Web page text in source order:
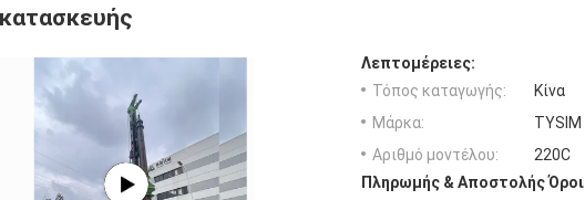
κατασκευής
Λεπτομέρειες:
Τόπος καταγωγής:
Κίνα
Μάρκα:
TYSIM
Αριθμό μοντέλου:
220C
Πληρωμής & Αποστολής